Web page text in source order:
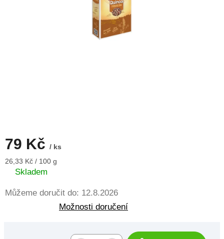
79 Kč / ks
Měrná
cena:
26,33 Kč / 100 g
Skladem
Můžeme doručit do: 12.8.2026
Možnosti doručení